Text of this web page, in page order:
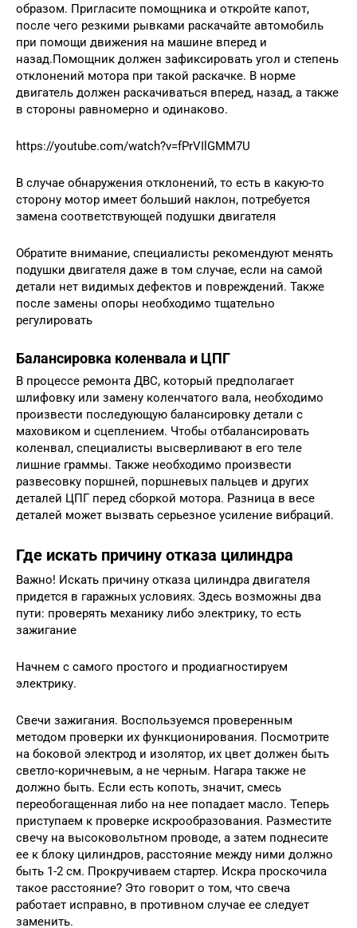
образом. Пригласите помощника и откройте капот,
после чего резкими рывками раскачайте автомобиль
при помощи движения на машине вперед и
назад.Помощник должен зафиксировать угол и степень
отклонений мотора при такой раскачке. В норме
двигатель должен раскачиваться вперед, назад, а также
в стороны равномерно и одинаково.
https://youtube.com/watch?v=fPrVIlGMM7U
В случае обнаружения отклонений, то есть в какую-то
сторону мотор имеет больший наклон, потребуется
замена соответствующей подушки двигателя
Обратите внимание, специалисты рекомендуют менять
подушки двигателя даже в том случае, если на самой
детали нет видимых дефектов и повреждений. Также
после замены опоры необходимо тщательно
регулировать
Балансировка коленвала и ЦПГ
В процессе ремонта ДВС, который предполагает
шлифовку или замену коленчатого вала, необходимо
произвести последующую балансировку детали с
маховиком и сцеплением. Чтобы отбалансировать
коленвал, специалисты высверливают в его теле
лишние граммы. Также необходимо произвести
развесовку поршней, поршневых пальцев и других
деталей ЦПГ перед сборкой мотора. Разница в весе
деталей может вызвать серьезное усиление вибраций.
Где искать причину отказа цилиндра
Важно! Искать причину отказа цилиндра двигателя
придется в гаражных условиях. Здесь возможны два
пути: проверять механику либо электрику, то есть
зажигание
Начнем с самого простого и продиагностируем
электрику.
Свечи зажигания. Воспользуемся проверенным
методом проверки их функционирования. Посмотрите
на боковой электрод и изолятор, их цвет должен быть
светло-коричневым, а не черным. Нагара также не
должно быть. Если есть копоть, значит, смесь
переобогащенная либо на нее попадает масло. Теперь
приступаем к проверке искрообразования. Разместите
свечу на высоковольтном проводе, а затем поднесите
ее к блоку цилиндров, расстояние между ними должно
быть 1-2 см. Прокручиваем стартер. Искра проскочила
такое расстояние? Это говорит о том, что свеча
работает исправно, в противном случае ее следует
заменить.